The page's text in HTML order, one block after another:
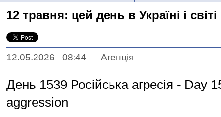
12 травня: цей день в Україні і світі
12.05.2026 08:44 — Агенцiя
День 1539 Російська агресія - Day
aggression